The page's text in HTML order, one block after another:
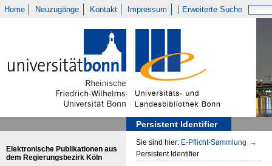
Home Neuzugänge Kontakt Impressum Erweiterte Suche
Persistent Identifier
Elektronische Publikationen aus
dem Regierungsbezirk Köln
Sie sind hier: E-Pflicht-Sammlung →
Persistent Identifier